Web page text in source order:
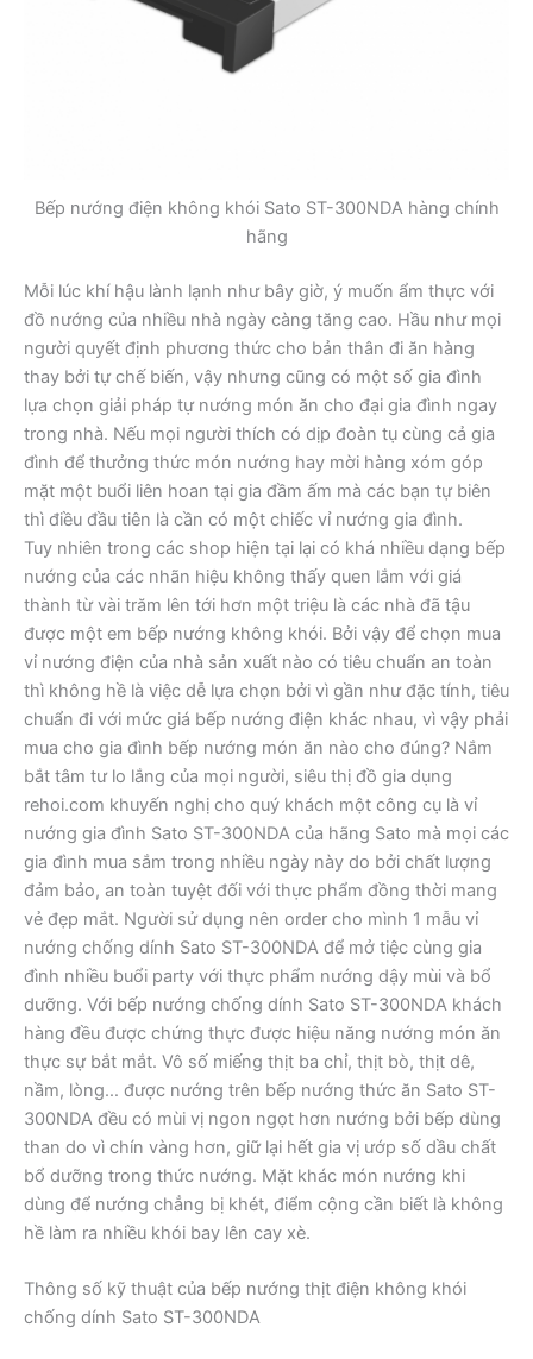
Bếp nướng điện không khói Sato ST-300NDA hàng chính
hãng
Mỗi lúc khí hậu lành lạnh như bây giờ, ý muốn ẩm thực với
đồ nướng của nhiều nhà ngày càng tăng cao. Hầu như mọi
người quyết định phương thức cho bản thân đi ăn hàng
thay bởi tự chế biến, vậy nhưng cũng có một số gia đình
lựa chọn giải pháp tự nướng món ăn cho đại gia đình ngay
trong nhà. Nếu mọi người thích có dịp đoàn tụ cùng cả gia
đình để thưởng thức món nướng hay mời hàng xóm góp
mặt một buổi liên hoan tại gia đầm ấm mà các bạn tự biên
thì điều đầu tiên là cần có một chiếc vỉ nướng gia đình.
Tuy nhiên trong các shop hiện tại lại có khá nhiều dạng bếp
nướng của các nhãn hiệu không thấy quen lắm với giá
thành từ vài trăm lên tới hơn một triệu là các nhà đã tậu
được một em bếp nướng không khói. Bởi vậy để chọn mua
vỉ nướng điện của nhà sản xuất nào có tiêu chuẩn an toàn
thì không hề là việc dễ lựa chọn bởi vì gần như đặc tính, tiêu
chuẩn đi với mức giá bếp nướng điện khác nhau, vì vậy phải
mua cho gia đình bếp nướng món ăn nào cho đúng? Nắm
bắt tâm tư lo lắng của mọi người, siêu thị đồ gia dụng
rehoi.com khuyến nghị cho quý khách một công cụ là vỉ
nướng gia đình Sato ST-300NDA của hãng Sato mà mọi các
gia đình mua sắm trong nhiều ngày này do bởi chất lượng
đảm bảo, an toàn tuyệt đối với thực phẩm đồng thời mang
vẻ đẹp mắt. Người sử dụng nên order cho mình 1 mẫu vỉ
nướng chống dính Sato ST-300NDA để mở tiệc cùng gia
đình nhiều buổi party với thực phẩm nướng dậy mùi và bổ
dưỡng. Với bếp nướng chống dính Sato ST-300NDA khách
hàng đều được chứng thực được hiệu năng nướng món ăn
thực sự bắt mắt. Vô số miếng thịt ba chỉ, thịt bò, thịt dê,
nầm, lòng… được nướng trên bếp nướng thức ăn Sato ST-
300NDA đều có mùi vị ngon ngọt hơn nướng bởi bếp dùng
than do vì chín vàng hơn, giữ lại hết gia vị ướp số dầu chất
bổ dưỡng trong thức nướng. Mặt khác món nướng khi
dùng để nướng chẳng bị khét, điểm cộng cần biết là không
hề làm ra nhiều khói bay lên cay xè.
Thông số kỹ thuật của bếp nướng thịt điện không khói
chống dính Sato ST-300NDA